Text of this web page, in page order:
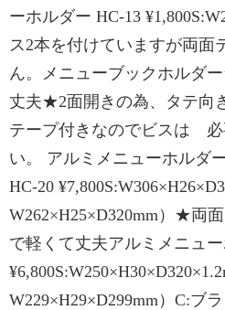
ーホルダー HC-13
ス2本を付けていますが両面
ん。メニューブックホルダ
丈夫★2面開きの為、タテ向
テープ付きなのでビスは 必
い。 アルミメニューホルダ
HC-20
W262×H25×D320mm）★両
で軽くて丈夫アルミメニュ
W229×H29×D299mm）C:ブ